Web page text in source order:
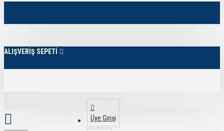
ALIŞVERİŞ SEPETİ
Üye Girişi